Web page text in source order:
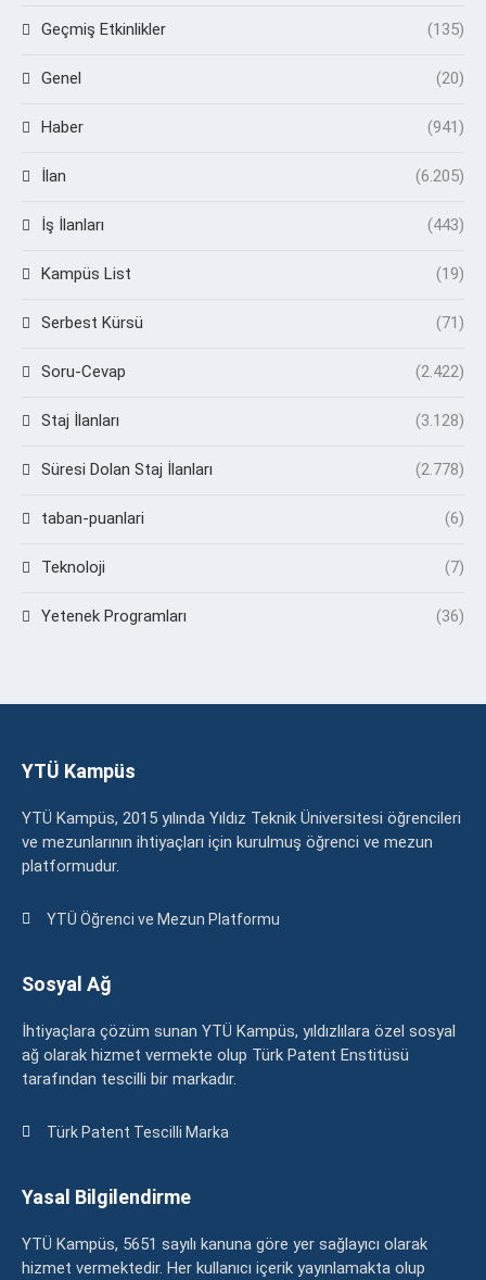
Geçmiş Etkinlikler (135)
Genel (20)
Haber (941)
İlan (6.205)
İş İlanları (443)
Kampüs List (19)
Serbest Kürsü (71)
Soru-Cevap (2.422)
Staj İlanları (3.128)
Süresi Dolan Staj İlanları (2.778)
taban-puanlari (6)
Teknoloji (7)
Yetenek Programları (36)
YTÜ Kampüs
YTÜ Kampüs, 2015 yılında Yıldız Teknik Üniversitesi öğrencileri
ve mezunlarının ihtiyaçları için kurulmuş öğrenci ve mezun
platformudur.
YTÜ Öğrenci ve Mezun Platformu
Sosyal Ağ
İhtiyaçlara çözüm sunan YTÜ Kampüs, yıldızlılara özel sosyal
ağ olarak hizmet vermekte olup Türk Patent Enstitüsü
tarafından tescilli bir markadır.
Türk Patent Tescilli Marka
Yasal Bilgilendirme
YTÜ Kampüs, 5651 sayılı kanuna göre yer sağlayıcı olarak
hizmet vermektedir. Her kullanıcı içerik yayınlamakta olup